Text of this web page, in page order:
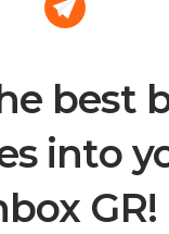
best
into
GR!